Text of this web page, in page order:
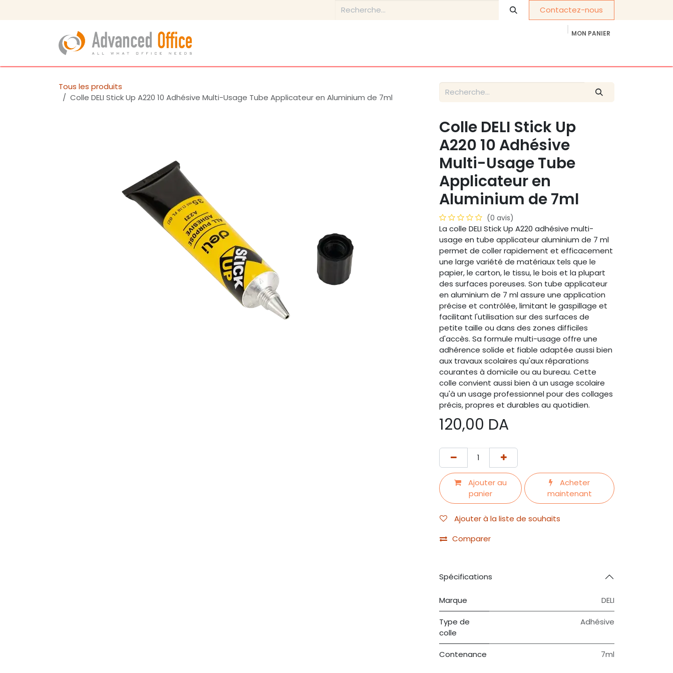
Contactez-nous
MON PANIER
Tous les produits
Colle DELI Stick Up A220 10 Adhésive Multi-Usage Tube Applicateur en Aluminium de 7ml
Colle DELI Stick Up
A220 10 Adhésive
Multi-Usage Tube
Applicateur en
Aluminium de 7ml
(0 avis)
La colle DELI Stick Up A220 adhésive multi-
usage en tube applicateur aluminium de 7 ml
permet de coller rapidement et efficacement
une large variété de matériaux tels que le
papier, le carton, le tissu, le bois et la plupart
des surfaces poreuses. Son tube applicateur
en aluminium de 7 ml assure une application
précise et contrôlée, limitant le gaspillage et
facilitant l'utilisation sur des surfaces de
petite taille ou dans des zones difficiles
d'accès. Sa formule multi-usage offre une
adhérence solide et fiable adaptée aussi bien
aux travaux scolaires qu'aux réparations
courantes à domicile ou au bureau. Cette
colle convient aussi bien à un usage scolaire
qu'à un usage professionnel pour des collages
précis, propres et durables au quotidien.
120,00 DA
Ajouter au
panier
Acheter
maintenant
Ajouter à la liste de souhaits
Comparer
Spécifications
Marque DELI
Type de
colle
Adhésive
Contenance 7ml